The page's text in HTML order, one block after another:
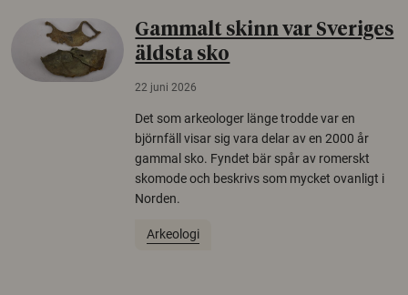
Gammalt skinn var Sveriges
äldsta sko
22 juni 2026
Det som arkeologer länge trodde var en
björnfäll visar sig vara delar av en 2000 år
gammal sko. Fyndet bär spår av romerskt
skomode och beskrivs som mycket ovanligt i
Norden.
Arkeologi